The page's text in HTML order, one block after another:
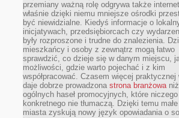
przemiany ważną rolę odgrywa także
właśnie dzięki niemu mniejsze ośrodki
być niewidzialne. Kiedyś informacje o
inicjatywach, przedsiębiorcach czy
były rozproszone i trudne do znalezienia.
mieszkańcy i osoby z zewnątrz mogą łatwo
sprawdzić, co dzieje się w danym miejscu,
możliwości, gdzie warto pojechać i z kim
współpracować. Czasem więcej praktycznej
daje dobrze prowadzona strona branżowaniż
ogólnych haseł promocyjnych, które niczego
konkretnego nie tłumaczą. Dzięki temu małe
miasta zyskują nowy język opowiadania o